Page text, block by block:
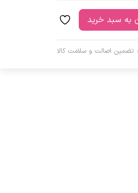
به سبد خرید
تضمین اصالت و سلامت کالا